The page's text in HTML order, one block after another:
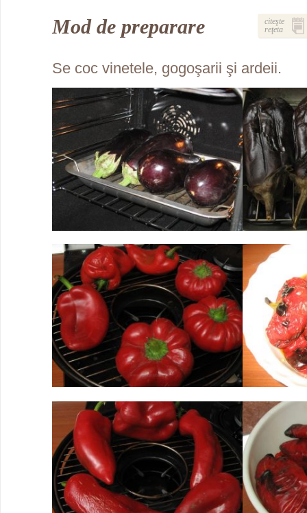
Mod de preparare
citeşte
reţeta
Se coc vinetele, gogoşarii şi ardeii.